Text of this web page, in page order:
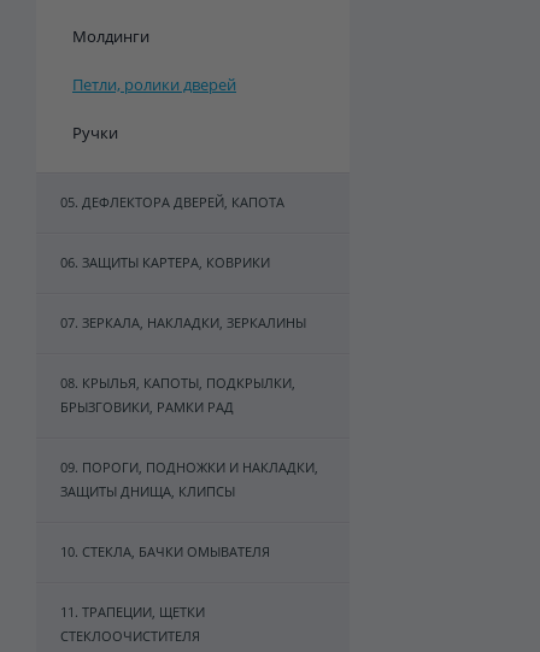
Молдинги
Петли, ролики дверей
Ручки
05. ДЕФЛЕКТОРА ДВЕРЕЙ, КАПОТА
06. ЗАЩИТЫ КАРТЕРА, КОВРИКИ
07. ЗЕРКАЛА, НАКЛАДКИ, ЗЕРКАЛИНЫ
08. КРЫЛЬЯ, КАПОТЫ, ПОДКРЫЛКИ,
БРЫЗГОВИКИ, РАМКИ РАД
09. ПОРОГИ, ПОДНОЖКИ И НАКЛАДКИ,
ЗАЩИТЫ ДНИЩА, КЛИПСЫ
10. СТЕКЛА, БАЧКИ ОМЫВАТЕЛЯ
11. ТРАПЕЦИИ, ЩЕТКИ
СТЕКЛООЧИСТИТЕЛЯ